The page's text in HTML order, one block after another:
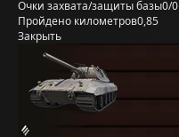
Очки захвата/защиты базы0/0
Пройдено километров0,85
Закрыть